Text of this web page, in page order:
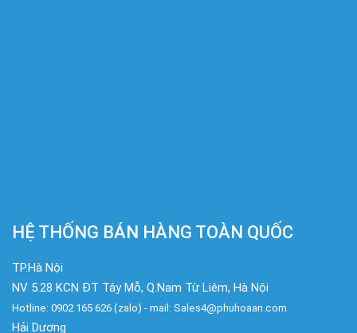
HỆ THỐNG BÁN HÀNG TOÀN QUỐC
TP.Hà Nội
NV 5.28 KCN ĐT Tây Mỗ, Q.Nam Từ Liêm, Hà Nội
Hotline: 0902 165 626 (zalo) - mail: Sales4@phuhoaan.com
Hải Dương